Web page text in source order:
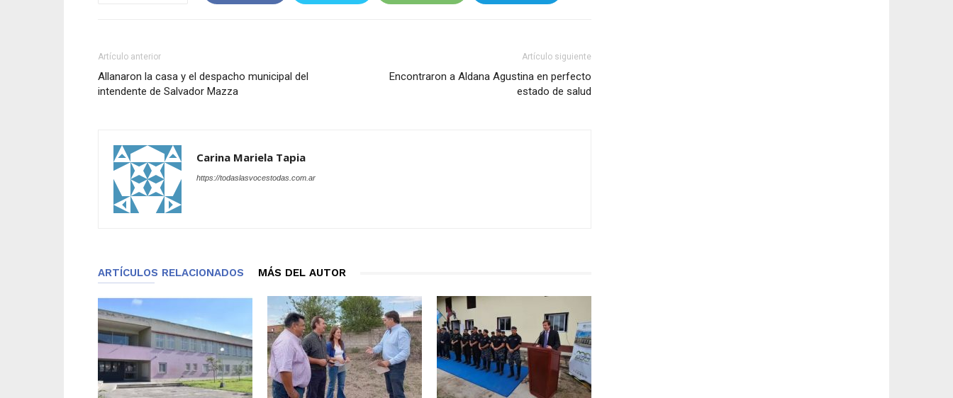
Artículo anterior
Allanaron la casa y el despacho municipal del
intendente de Salvador Mazza
Artículo siguiente
Encontraron a Aldana Agustina en perfecto
estado de salud
Carina Mariela Tapia
https://todaslasvocestodas.com.ar
ARTÍCULOS RELACIONADOS MÁS DEL AUTOR